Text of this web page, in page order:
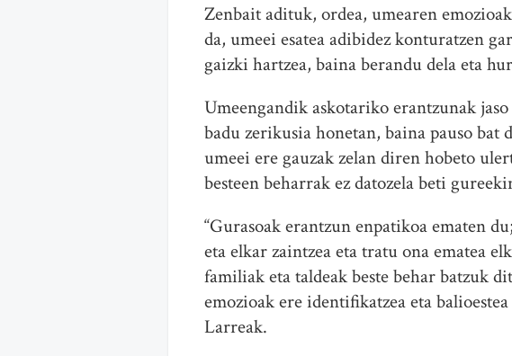
Zenbait adituk, ordea, umearen
da, umeei esatea adibidez konturatzen
gaizki hartzea, baina berandu dela eta
Umeengandik askotariko erantzunak
badu zerikusia honetan, baina pauso
umeei ere gauzak zelan diren hobeto
besteen beharrak ez datozela beti
“Gurasoak erantzun enpatikoa ematen
eta elkar zaintzea eta tratu ona ematea
familiak eta taldeak beste behar batzuk
emozioak ere identifikatzea eta balioestea
Larreak.